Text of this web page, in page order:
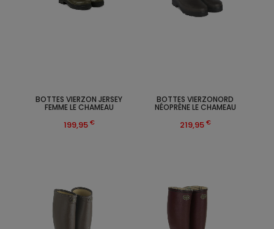
BOTTES VIERZON JERSEY
FEMME LE CHAMEAU
199,95 €
BOTTES VIERZONORD
NÉOPRÈNE LE CHAMEAU
219,95 €